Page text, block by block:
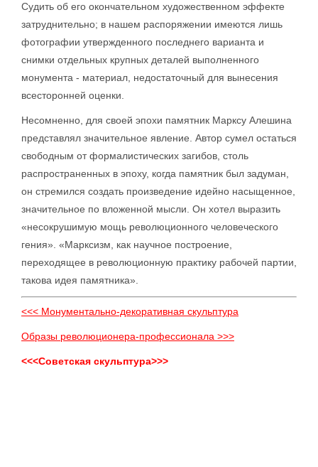
Судить об его окончательном художественном эффекте
затруднительно; в нашем распоряжении имеются лишь
фотографии утвержденного последнего варианта и
снимки отдельных крупных деталей выполненного
монумента - материал, недостаточный для вынесения
всесторонней оценки.
Несомненно, для своей эпохи памятник Марксу Алешина
представлял значительное явление. Автор сумел остаться
свободным от формалистических загибов, столь
распространенных в эпоху, когда памятник был задуман,
он стремился создать произведение идейно насыщенное,
значительное по вложенной мысли. Он хотел выразить
«несокрушимую мощь революционного человеческого
гения». «Марксизм, как научное построение,
переходящее в революционную практику рабочей партии,
такова идея памятника».
<<< Монументально-декоративная скульптура
Образы революционера-профессионала >>>
<<<Советская скульптура>>>